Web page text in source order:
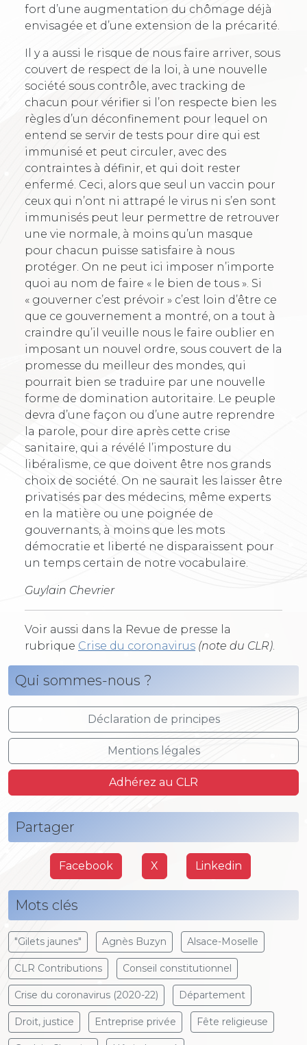
fort d’une augmentation du chômage déjà
envisagée et d’une extension de la précarité.
Il y a aussi le risque de nous faire arriver, sous
couvert de respect de la loi, à une nouvelle
société sous contrôle, avec tracking de
chacun pour vérifier si l’on respecte bien les
règles d’un déconfinement pour lequel on
entend se servir de tests pour dire qui est
immunisé et peut circuler, avec des
contraintes à définir, et qui doit rester
enfermé. Ceci, alors que seul un vaccin pour
ceux qui n’ont ni attrapé le virus ni s’en sont
immunisés peut leur permettre de retrouver
une vie normale, à moins qu’un masque
pour chacun puisse satisfaire à nous
protéger. On ne peut ici imposer n’importe
quoi au nom de faire « le bien de tous ». Si
« gouverner c’est prévoir » c’est loin d’être ce
que ce gouvernement a montré, on a tout à
craindre qu’il veuille nous le faire oublier en
imposant un nouvel ordre, sous couvert de la
promesse du meilleur des mondes, qui
pourrait bien se traduire par une nouvelle
forme de domination autoritaire. Le peuple
devra d’une façon ou d’une autre reprendre
la parole, pour dire après cette crise
sanitaire, qui a révélé l’imposture du
libéralisme, ce que doivent être nos grands
choix de société. On ne saurait les laisser être
privatisés par des médecins, même experts
en la matière ou une poignée de
gouvernants, à moins que les mots
démocratie et liberté ne disparaissent pour
un temps certain de notre vocabulaire.
Guylain Chevrier
Voir aussi dans la Revue de presse la
rubrique Crise du coronavirus (note du CLR)
Qui sommes-nous ?
Déclaration de principes
Mentions légales
Adhérez au CLR
Partager
Facebook X Linkedin
Mots clés
"Gilets jaunes" Agnès Buzyn Alsace-Moselle
CLR Contributions Conseil constitutionnel
Crise du coronavirus (2020-22) Département
Droit, justice Entreprise privée Fête religieuse